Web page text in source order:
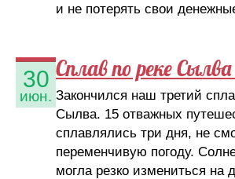
и не потерять свои
30
июн.
Сплав по реке
Закончился наш третий
Сылва. 15 отважных
сплавлялись три дня, не
переменчивую погоду.
могла резко измениться на